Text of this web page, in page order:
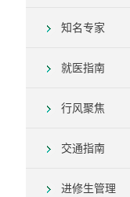
知名专家
就医指南
行风聚焦
交通指南
进修生管理